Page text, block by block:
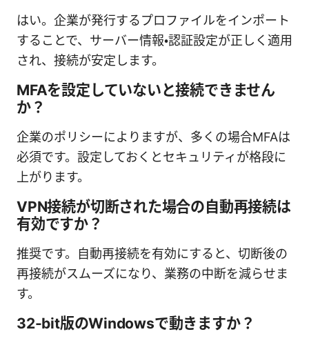
はい。企業が発行するプロファイルをインポート
することで、サーバー情報・認証設定が正しく適用
され、接続が安定します。
MFAを設定していないと接続できません
か？
企業のポリシーによりますが、多くの場合MFAは
必須です。設定しておくとセキュリティが格段に
上がります。
VPN接続が切断された場合の自動再接続は
有効ですか？
推奨です。自動再接続を有効にすると、切断後の
再接続がスムーズになり、業務の中断を減らせま
す。
32-bit版のWindowsで動きますか？